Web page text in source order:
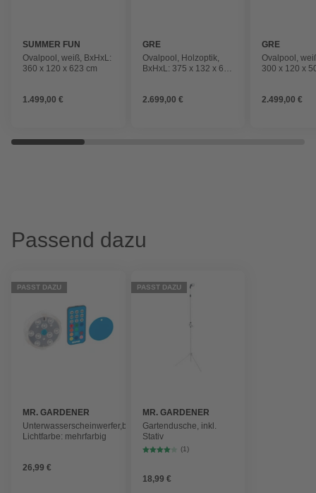
SUMMER FUN
Ovalpool, weiß, BxHxL:
360 x 120 x 623 cm
1.499,00 €
GRE
Ovalpool, Holzoptik,
BxHxL: 375 x 132 x 610
2.699,00 €
GRE
Ovalpool,
300 x 120 x
2.499,00 €
Passend dazu
PASST DAZU
MR. GARDENER
Unterwasserscheinwerfer,batteriebetrieben,
Lichtfarbe: mehrfarbig
26,99 €
PASST DAZU
MR. GARDENER
Gartendusche, inkl.
Stativ
(1)
18,99 €